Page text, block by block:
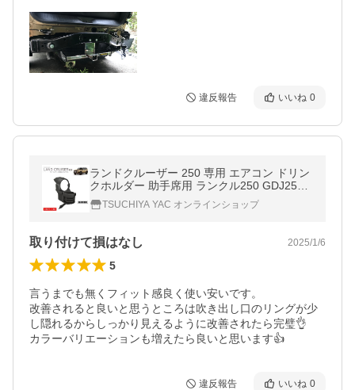
違反報告 いいね 0
ランドクルーザー 250 専用 エアコン ドリン
クホルダー 助手席用 ランクル250 GDJ250
W TRJ250W SY-LC2 YAC
TSUCHIYA YAC オンラインショップ
取り付けて損はなし 2025/1/6
5
言うまでも無くフィット感良く使い安いです。
改善されると良いと思うところは吹き出し口のリングが少
し隠れるからしっかり見えるように改善されたら完璧👌
カラーバリエーションも増えたら良いと思います👍
違反報告 いいね 0